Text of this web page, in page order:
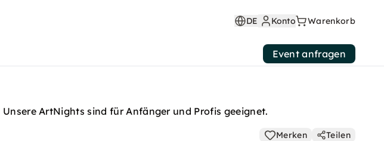
DE Konto Warenkorb
Event anfragen
ArtNights sind für Anfänger und Profis geeignet.
Merken Teilen